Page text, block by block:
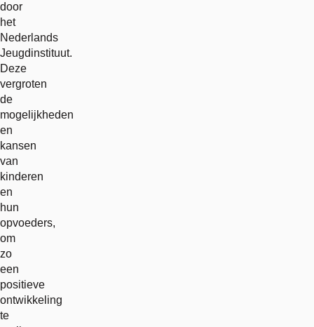
link
door
het
Nederlands
Jeugdinstituut.
Deze
vergroten
de
mogelijkheden
en
kansen
van
kinderen
en
hun
opvoeders,
om
zo
een
positieve
ontwikkeling
te